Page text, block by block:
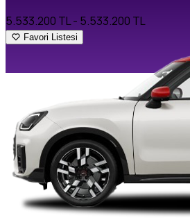
5.533.200 TL- 5.533.200 TL
Favori Listesi